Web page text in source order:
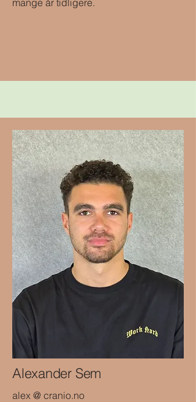
Alexander Sem
alex @ cranio.no